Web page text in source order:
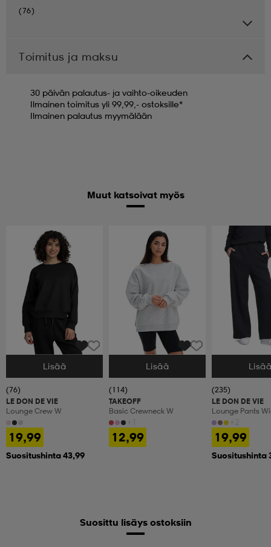
(76)
Toimitus ja maksu
30 päivän palautus- ja vaihto-oikeuden
Ilmainen toimitus yli 99,99,- ostoksille*
Ilmainen palautus myymälään
Muut katsoivat myös
Valitse Koko
Lisää
(76)
LE DON DE VIE
Lounge Crew W
19,99
Suositushinta 43,99
Valitse Koko
Lisää
(114)
TAKEOFF
Basic Crewneck W
12,99
Valitse Koko
(235)
LE DON DE VIE
Lounge Pants
19,99
Suositushinta
Suosittu lisäys ostoksiin